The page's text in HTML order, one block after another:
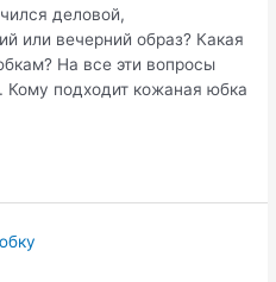
деловой,
или вечерний образ? Какая
На все эти вопросы
Кому подходит кожаная юбка